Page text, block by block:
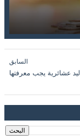
السابق
عشائرية يجب معرفتها